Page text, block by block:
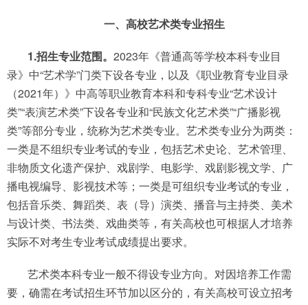
一、高校艺术类专业招生
1.招生专业范围。 2023年《普通高等学校本科专业目
录》中“艺术学”门类下设各专业，以及《职业教育专业目录
（2021年）》中高等职业教育本科和专科专业“艺术设计
类”“表演艺术类”下设各专业和“民族文化艺术类”“广播影视
类”等部分专业，统称为艺术类专业。艺术类专业分为两类：
一类是不组织专业考试的专业，包括艺术史论、艺术管理、
非物质文化遗产保护、戏剧学、电影学、戏剧影视文学、广
播电视编导、影视技术等；一类是可组织专业考试的专业，
包括音乐类、舞蹈类、表（导）演类、播音与主持类、美术
与设计类、书法类、戏曲类等，有关高校也可根据人才培养
实际不对考生专业考试成绩提出要求。
艺术类本科专业一般不得设专业方向。对因培养工作需
要，确需在考试招生环节加以区分的，有关高校可设立招考